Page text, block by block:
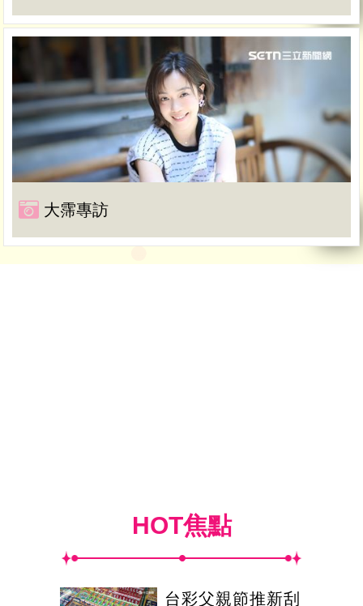
大霈專訪
HOT焦點
台彩父親節推新刮